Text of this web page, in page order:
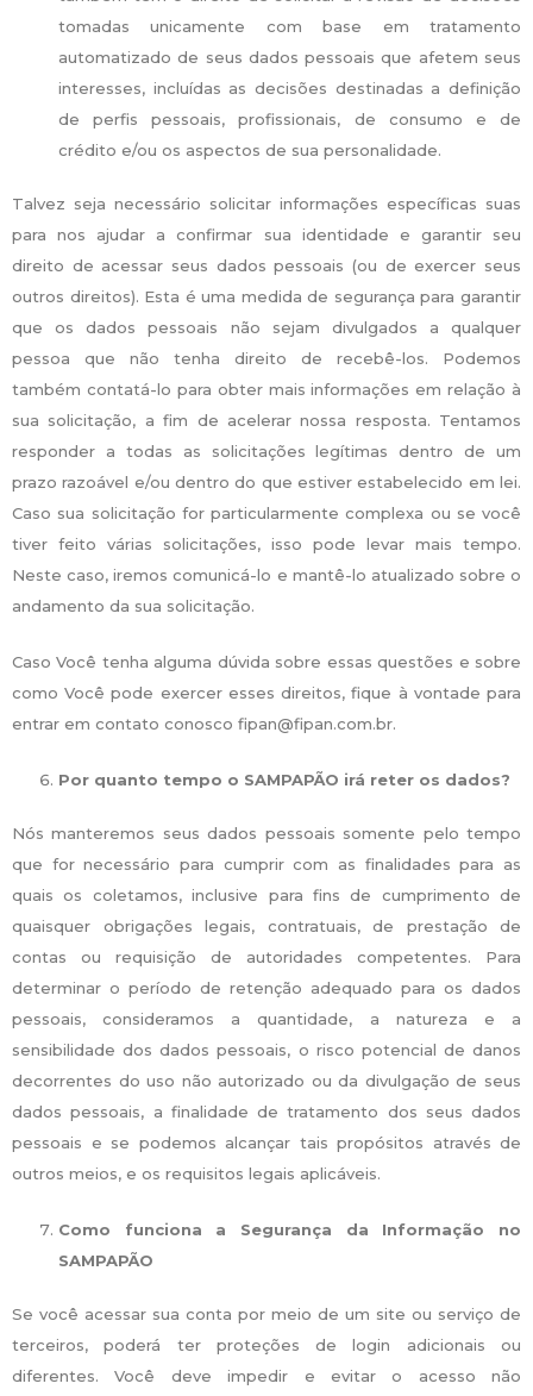
tomadas unicamente com base em tratamento
automatizado de seus dados pessoais que afetem seus
interesses, incluídas as decisões destinadas a definição
de perfis pessoais, profissionais, de consumo e de
crédito e/ou os aspectos de sua personalidade.
Talvez seja necessário solicitar informações específicas suas
para nos ajudar a confirmar sua identidade e garantir seu
direito de acessar seus dados pessoais (ou de exercer seus
outros direitos). Esta é uma medida de segurança para garantir
que os dados pessoais não sejam divulgados a qualquer
pessoa que não tenha direito de recebê-los. Podemos
também contatá-lo para obter mais informações em relação à
sua solicitação, a fim de acelerar nossa resposta. Tentamos
responder a todas as solicitações legítimas dentro de um
prazo razoável e/ou dentro do que estiver estabelecido em lei.
Caso sua solicitação for particularmente complexa ou se você
tiver feito várias solicitações, isso pode levar mais tempo.
Neste caso, iremos comunicá-lo e mantê-lo atualizado sobre o
andamento da sua solicitação.
Caso Você tenha alguma dúvida sobre essas questões e sobre
como Você pode exercer esses direitos, fique à vontade para
entrar em contato conosco fipan@fipan.com.br.
Por quanto tempo o SAMPAPÃO irá reter os dados?
Nós manteremos seus dados pessoais somente pelo tempo
que for necessário para cumprir com as finalidades para as
quais os coletamos, inclusive para fins de cumprimento de
quaisquer obrigações legais, contratuais, de prestação de
contas ou requisição de autoridades competentes. Para
determinar o período de retenção adequado para os dados
pessoais, consideramos a quantidade, a natureza e a
sensibilidade dos dados pessoais, o risco potencial de danos
decorrentes do uso não autorizado ou da divulgação de seus
dados pessoais, a finalidade de tratamento dos seus dados
pessoais e se podemos alcançar tais propósitos através de
outros meios, e os requisitos legais aplicáveis.
Como funciona a Segurança da Informação no
SAMPAPÃO
Se você acessar sua conta por meio de um site ou serviço de
terceiros, poderá ter proteções de login adicionais ou
diferentes. Você deve impedir e evitar o acesso não